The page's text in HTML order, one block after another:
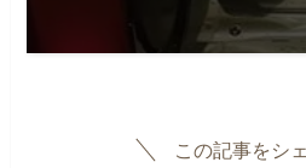
この記事をシ